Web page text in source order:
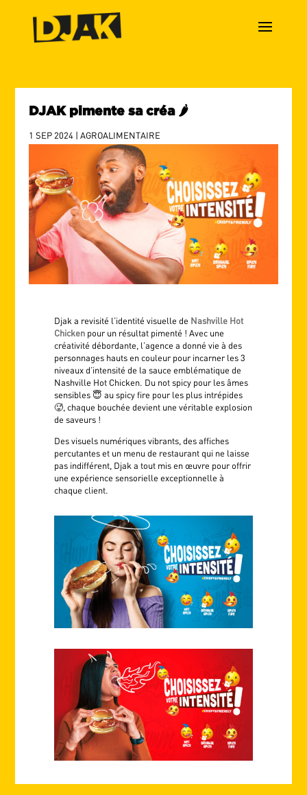
DJAK pimente sa créa 🌶️
1 SEP 2024 |AGROALIMENTAIRE
Djak a revisité l’identité visuelle de Nashville Hot
Chickenpour un résultat pimenté ! Avec une
créativité débordante, l’agence a donné vie à des
personnages hauts en couleur pour incarner les 3
niveaux d’intensité de la sauce emblématique de
Nashville Hot Chicken. Du not spicy pour les âmes
sensibles 😇 au spicy fire pour les plus intrépides
🥵, chaque bouchée devient une véritable explosion
de saveurs !
Des visuels numériques vibrants, des affiches
percutantes et un menu de restaurant qui ne laisse
pas indifférent, Djak a tout mis en œuvre pour offrir
une expérience sensorielle exceptionnelle à
chaque client.